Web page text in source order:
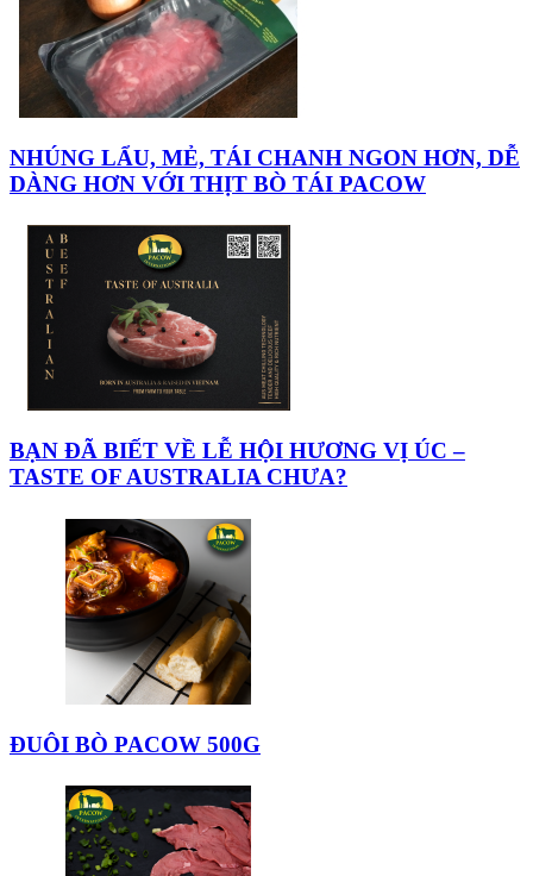
NHÚNG LẨU, MẺ, TÁI CHANH NGON HƠN, DỄ
DÀNG HƠN VỚI THỊT BÒ TÁI PACOW
BẠN ĐÃ BIẾT VỀ LỄ HỘI HƯƠNG VỊ ÚC –
TASTE OF AUSTRALIA CHƯA?
ĐUÔI BÒ PACOW 500G